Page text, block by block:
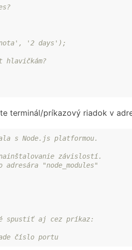
'2 days');
terminál/príkazový riadok v
s Node.js platformou.
závislostí.
"node_modules"
spustiť aj cez príkaz:
číslo portu